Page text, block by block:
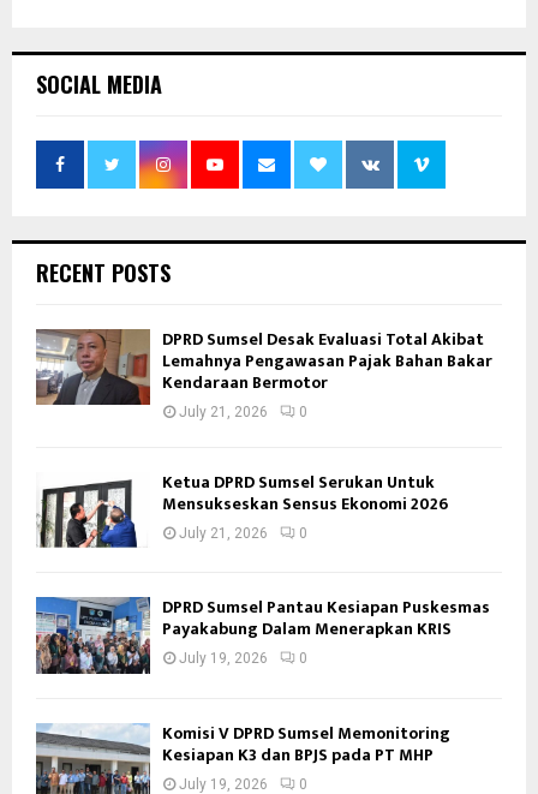
SOCIAL MEDIA
RECENT POSTS
DPRD Sumsel Desak Evaluasi Total Akibat
Lemahnya Pengawasan Pajak Bahan Bakar
Kendaraan Bermotor
July 21, 2026 0
Ketua DPRD Sumsel Serukan Untuk
Mensukseskan Sensus Ekonomi 2026
July 21, 2026 0
DPRD Sumsel Pantau Kesiapan Puskesmas
Payakabung Dalam Menerapkan KRIS
July 19, 2026 0
Komisi V DPRD Sumsel Memonitoring
Kesiapan K3 dan BPJS pada PT MHP
July 19, 2026 0